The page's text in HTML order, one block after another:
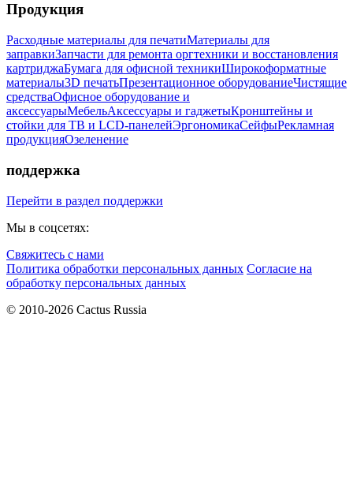
Продукция
Расходные материалы для печатиМатериалы для
заправкиЗапчасти для ремонта оргтехники и восстановления
картриджаБумага для офисной техникиШирокоформатные
материалы3D печатьПрезентационное оборудованиеЧистящие
средстваОфисное оборудование и
аксессуарыМебельАксессуары и гаджетыКронштейны и
стойки для ТВ и LCD-панелейЭргономикаСейфыРекламная
продукцияОзеленение
поддержка
Перейти в раздел поддержки
Мы в соцсетях:
Свяжитесь с нами
Политика обработки персональных данных Согласие на
обработку персональных данных
© 2010-2026 Cactus Russia